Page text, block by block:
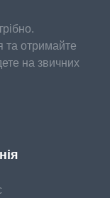
та отримайте
на звичних